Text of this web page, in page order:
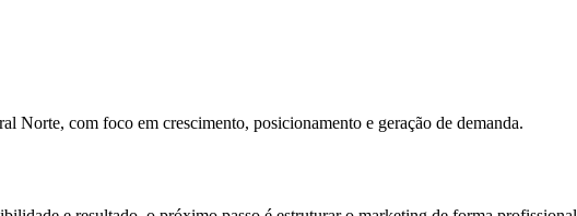
Norte, com foco em crescimento, posicionamento e geração de demanda.